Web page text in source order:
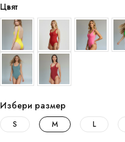
Цвят
Избери размер
S M L